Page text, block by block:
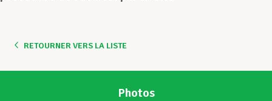
RETOURNER VERS LA LISTE
Photos